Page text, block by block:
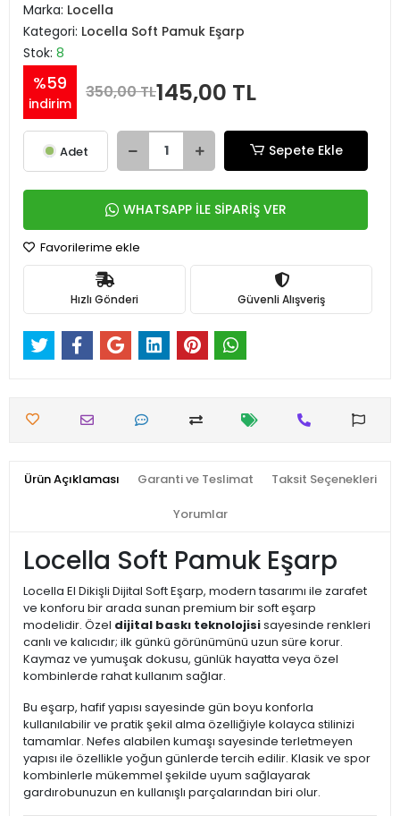
Marka: Locella
Kategori: Locella Soft Pamuk Eşarp
Stok: 8
%59
indirim
350,00 TL145,00 TL
Adet Sepete Ekle
WHATSAPP İLE SİPARİŞ VER
Favorilerime ekle
Hızlı Gönderi Güvenli Alışveriş
Ürün Açıklaması Garanti ve Teslimat Taksit Seçenekleri
Yorumlar
Locella Soft Pamuk Eşarp
Locella El Dikişli Dijital Soft Eşarp, modern tasarımı ile zarafet
ve konforu bir arada sunan premium bir soft eşarp
modelidir. Özel dijital baskı teknolojisisayesinde renkleri
canlı ve kalıcıdır; ilk günkü görünümünü uzun süre korur.
Kaymaz ve yumuşak dokusu, günlük hayatta veya özel
kombinlerde rahat kullanım sağlar.
Bu eşarp, hafif yapısı sayesinde gün boyu konforla
kullanılabilir ve pratik şekil alma özelliğiyle kolayca stilinizi
tamamlar. Nefes alabilen kumaşı sayesinde terletmeyen
yapısı ile özellikle yoğun günlerde tercih edilir. Klasik ve spor
kombinlerle mükemmel şekilde uyum sağlayarak
gardırobunuzun en kullanışlı parçalarından biri olur.